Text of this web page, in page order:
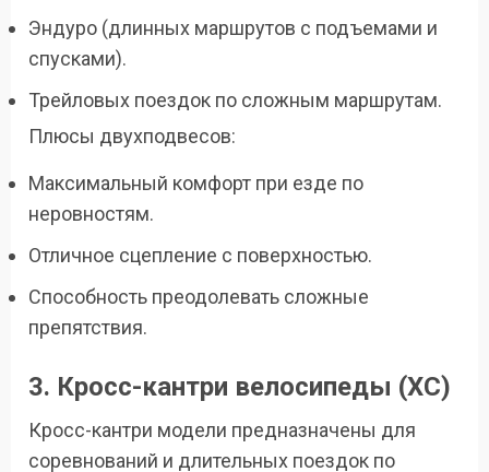
Эндуро (длинных маршрутов с подъемами и
спусками).
Трейловых поездок по сложным маршрутам.
Плюсы двухподвесов:
Максимальный комфорт при езде по
неровностям.
Отличное сцепление с поверхностью.
Способность преодолевать сложные
препятствия.
3. Кросс-кантри велосипеды (XC)
Кросс-кантри модели предназначены для
соревнований и длительных поездок по